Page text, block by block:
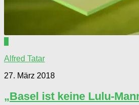
Alfred Tatar
27. März 2018
„Basel ist keine Lulu-